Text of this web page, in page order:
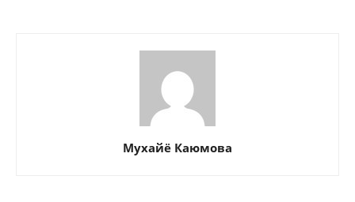
Мухайё Каюмова